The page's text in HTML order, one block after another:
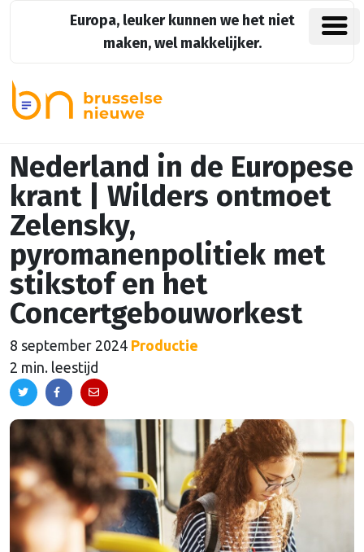
Europa, leuker kunnen we het niet
maken, wel makkelijker.
Nederland in de Europese
krant | Wilders ontmoet
Zelensky,
pyromanenpolitiek met
stikstof en het
Concertgebouworkest
8 september 2024 Productie
2 min. leestijd